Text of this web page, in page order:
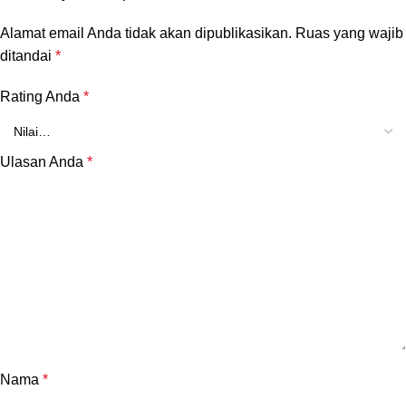
Alamat email Anda tidak akan dipublikasikan. Ruas yang wajib
ditandai *
Rating Anda *
Ulasan Anda *
Nama *